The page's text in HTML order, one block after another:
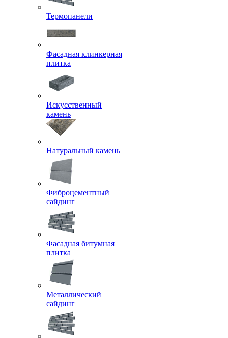
Термопанели
Фасадная клинкерная
плитка
Искусственный
камень
Натуральный камень
Фиброцементный
сайдинг
Фасадная битумная
плитка
Металлический
сайдинг